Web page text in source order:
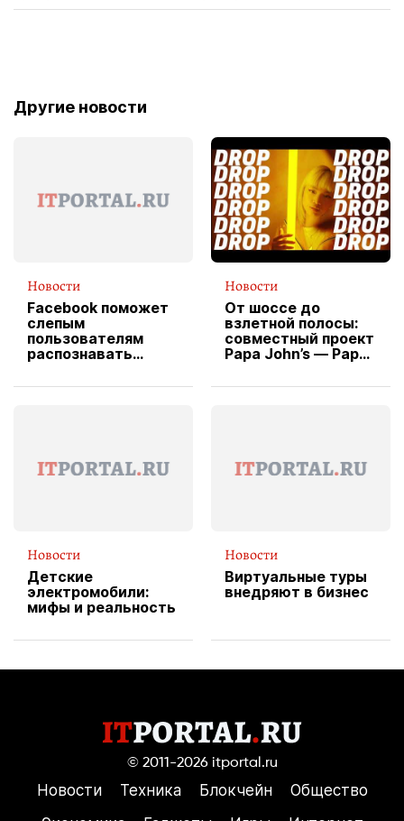
Другие новости
Новости
Facebook поможет
слепым
пользователям
распознавать
Новости
От шоссе до
взлетной полосы:
совместный проект
Papa John’s — Papa
вводит
Новости
Детские
электромобили:
мифы и реальность
Новости
Виртуальные туры
внедряют в бизнес
© 2011-2026 itportal.ru
Новости Техника Блокчейн
Общество